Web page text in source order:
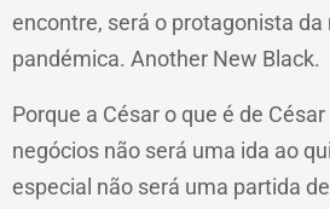
encontre, será o protagonista da
pandémica. Another New Black.
Porque a César o que é de
negócios não será uma ida ao
especial não será uma partida